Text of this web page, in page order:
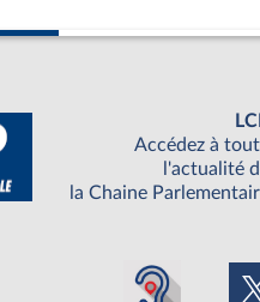
Accédez à
l'actualité
la Chaine